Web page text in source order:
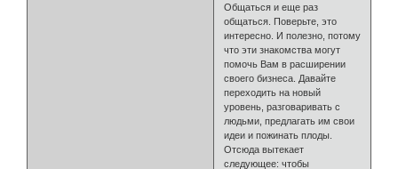
Общаться и еще раз
общаться. Поверьте, это
интересно. И по­лезно, потому
что эти знакомства могут
помочь Вам в расширении
своего бизнеса. Давайте
пере­ходить на новый
уровень, разговаривать с
людьми, предлагать им свои
идеи и пожинать плоды.
Отсюда вытекает
следующее: чтобы